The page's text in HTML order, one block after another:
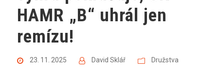
HAMR „B“ uhrál jen
remízu!
23. 11. 2025 David Sklář Družstva